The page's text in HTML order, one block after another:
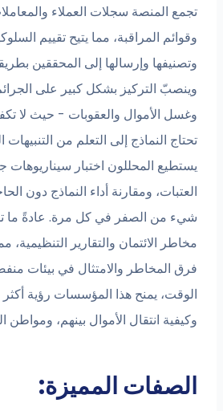
تجمع المنصة سجلات العملاء
وقوائم المراقبة، مما يتيح تقييم
وتصنيفها وإرسالها إلى المحققين
وينصبّ التركيز بشكل كبير على
وغسل الأموال والعقوبات - حيث لا
تحتاج النماذج إلى التعلم من التنبيهات
يستطيع المحللون اختبار سيناريوهات
العتبات، ومقارنة أداء النماذج دون
شيء من الصفر في كل مرة. عادةً ما
مخاطر الائتمان والتقارير
فرق المخاطر والامتثال في بيئات
الوقت، يمنح هذا المؤسسات رؤية أكثر
وكيفية انتقال الأموال بينهم،
الصفات المميزة: